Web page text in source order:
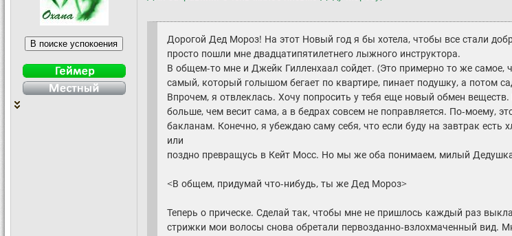
Дорогой Дед Мороз! На этот Новый год я бы хотела, чтобы все стали
просто пошли мне двадцатипятилетнего лыжного инструктора.
В общем-то мне и Джейк Гилленхаал сойдет. (Это примерно то же
самый, который голышом бегает по квартире, пинает подушку, а потом
Впрочем, я отвлеклась. Хочу попросить у тебя еще новый обмен
больше, чем весит сама, а в бедрах совсем не поправляется. По-моему,
бакланам. Конечно, я убеждаю саму себя, что если буду на завтрак
или
поздно превращусь в Кейт Мосс. Но мы же оба понимаем, милый
<В общем, придумай что-нибудь, ты же Дед Мороз>
Теперь о прическе. Сделай так, чтобы мне не пришлось каждый раз
стрижки мои волосы снова обретали первозданно-взлохмаченный вид.